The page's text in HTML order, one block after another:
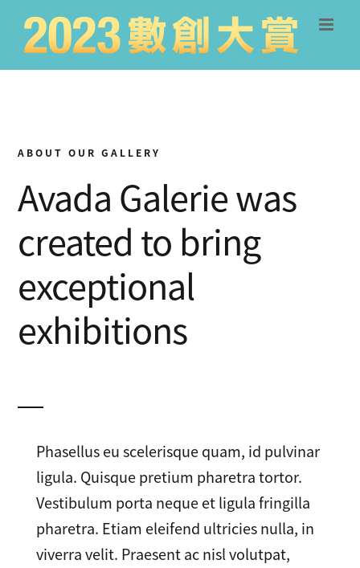
ABOUT OUR GALLERY
Avada Galerie was
created to bring
exceptional
exhibitions
Phasellus eu scelerisque quam, id pulvinar
ligula. Quisque pretium pharetra tortor.
Vestibulum porta neque et ligula fringilla
pharetra. Etiam eleifend ultricies nulla, in
viverra velit. Praesent ac nisl volutpat,